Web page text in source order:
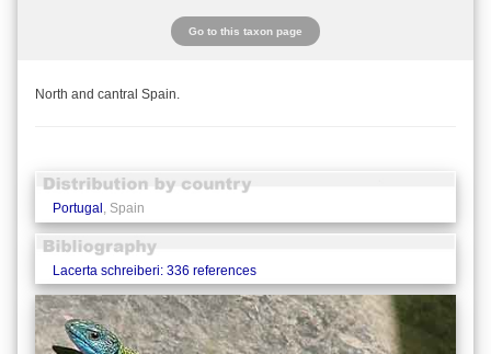
Go to this taxon page
North and cantral Spain.
Portugal , Spain
Lacerta schreiberi: 336 references